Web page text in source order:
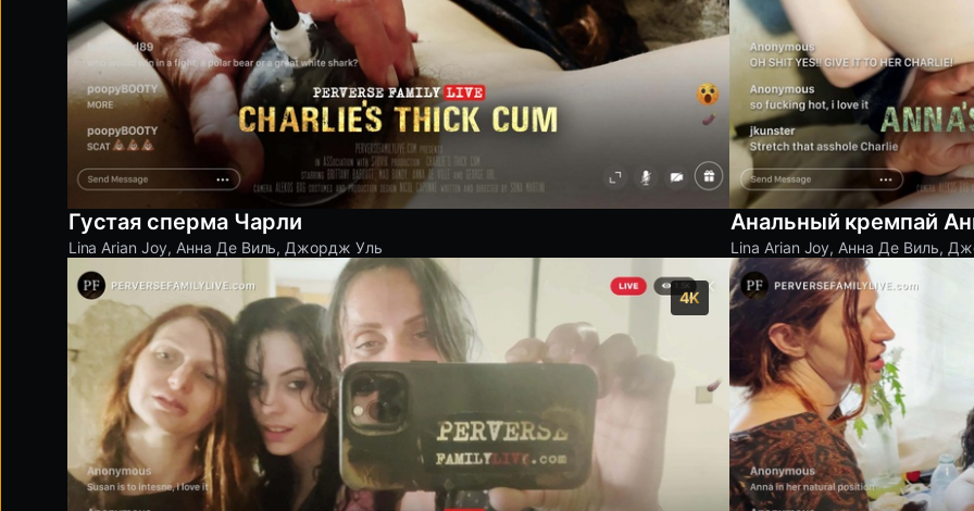
Густая сперма Чарли
Lina Arian Joy, Анна Де Виль, Джордж Уль
Анальный кремпай
Lina Arian Joy, Анна Де Виль,
4K